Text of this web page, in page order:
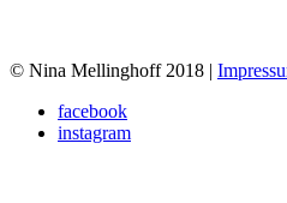
© Nina Mellinghoff 2018 |
facebook
instagram